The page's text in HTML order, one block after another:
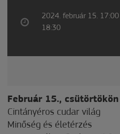
2024. február 15.
18:30
Február 15.,
Cintányéros cudar világ
Minőség és életérzés